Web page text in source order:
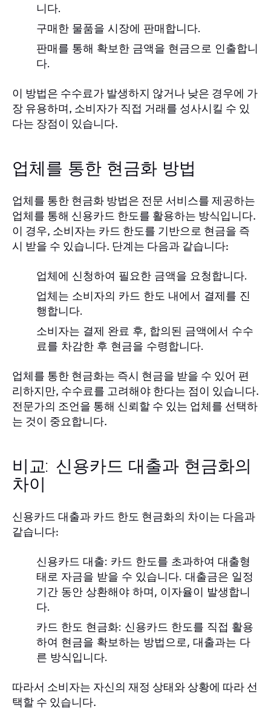
니다.
구매한 물품을 시장에 판매합니다.
판매를 통해 확보한 금액을 현금으로 인출합니
다.
이 방법은 수수료가 발생하지 않거나 낮은 경우에 가
장 유용하며, 소비자가 직접 거래를 성사시킬 수 있
다는 장점이 있습니다.
업체를 통한 현금화 방법
업체를 통한 현금화 방법은 전문 서비스를 제공하는
업체를 통해 신용카드 한도를 활용하는 방식입니다.
이 경우, 소비자는 카드 한도를 기반으로 현금을 즉
시 받을 수 있습니다. 단계는 다음과 같습니다:
업체에 신청하여 필요한 금액을 요청합니다.
업체는 소비자의 카드 한도 내에서 결제를 진
행합니다.
소비자는 결제 완료 후, 합의된 금액에서 수수
료를 차감한 후 현금을 수령합니다.
업체를 통한 현금화는 즉시 현금을 받을 수 있어 편
리하지만, 수수료를 고려해야 한다는 점이 있습니다.
전문가의 조언을 통해 신뢰할 수 있는 업체를 선택하
는 것이 중요합니다.
비교: 신용카드 대출과 현금화의
차이
신용카드 대출과 카드 한도 현금화의 차이는 다음과
같습니다:
신용카드 대출: 카드 한도를 초과하여 대출형
태로 자금을 받을 수 있습니다. 대출금은 일정
기간 동안 상환해야 하며, 이자율이 발생합니
다.
카드 한도 현금화: 신용카드 한도를 직접 활용
하여 현금을 확보하는 방법으로, 대출과는 다
른 방식입니다.
따라서 소비자는 자신의 재정 상태와 상황에 따라 선
택할 수 있습니다.